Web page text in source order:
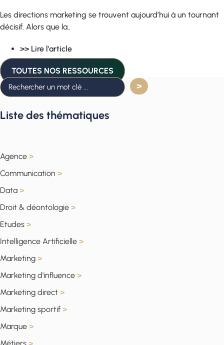
Les directions marketing se trouvent aujourd’hui à un tournant
décisif. Alors que la..
>> Lire l'article
TOUTES NOS RESSOURCES
Liste des thématiques
Agence >
Communication >
Data >
Droit & déontologie >
Etudes >
Intelligence Artificielle >
Marketing >
Marketing d'influence >
Marketing direct >
Marketing sportif >
Marque >